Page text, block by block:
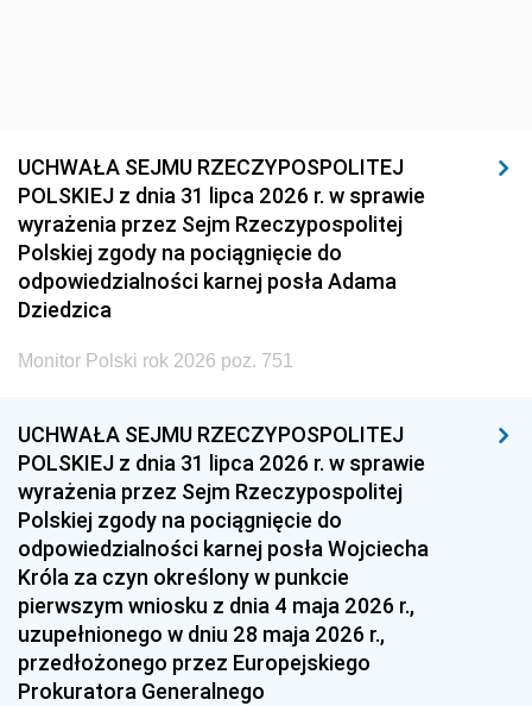
UCHWAŁA SEJMU RZECZYPOSPOLITEJ
POLSKIEJ z dnia 31 lipca 2026 r. w sprawie
wyrażenia przez Sejm Rzeczypospolitej
Polskiej zgody na pociągnięcie do
odpowiedzialności karnej posła Adama
Dziedzica
Monitor Polski rok 2026 poz. 751
UCHWAŁA SEJMU RZECZYPOSPOLITEJ
POLSKIEJ z dnia 31 lipca 2026 r. w sprawie
wyrażenia przez Sejm Rzeczypospolitej
Polskiej zgody na pociągnięcie do
odpowiedzialności karnej posła Wojciecha
Króla za czyn określony w punkcie
pierwszym wniosku z dnia 4 maja 2026 r.,
uzupełnionego w dniu 28 maja 2026 r.,
przedłożonego przez Europejskiego
Prokuratora Generalnego